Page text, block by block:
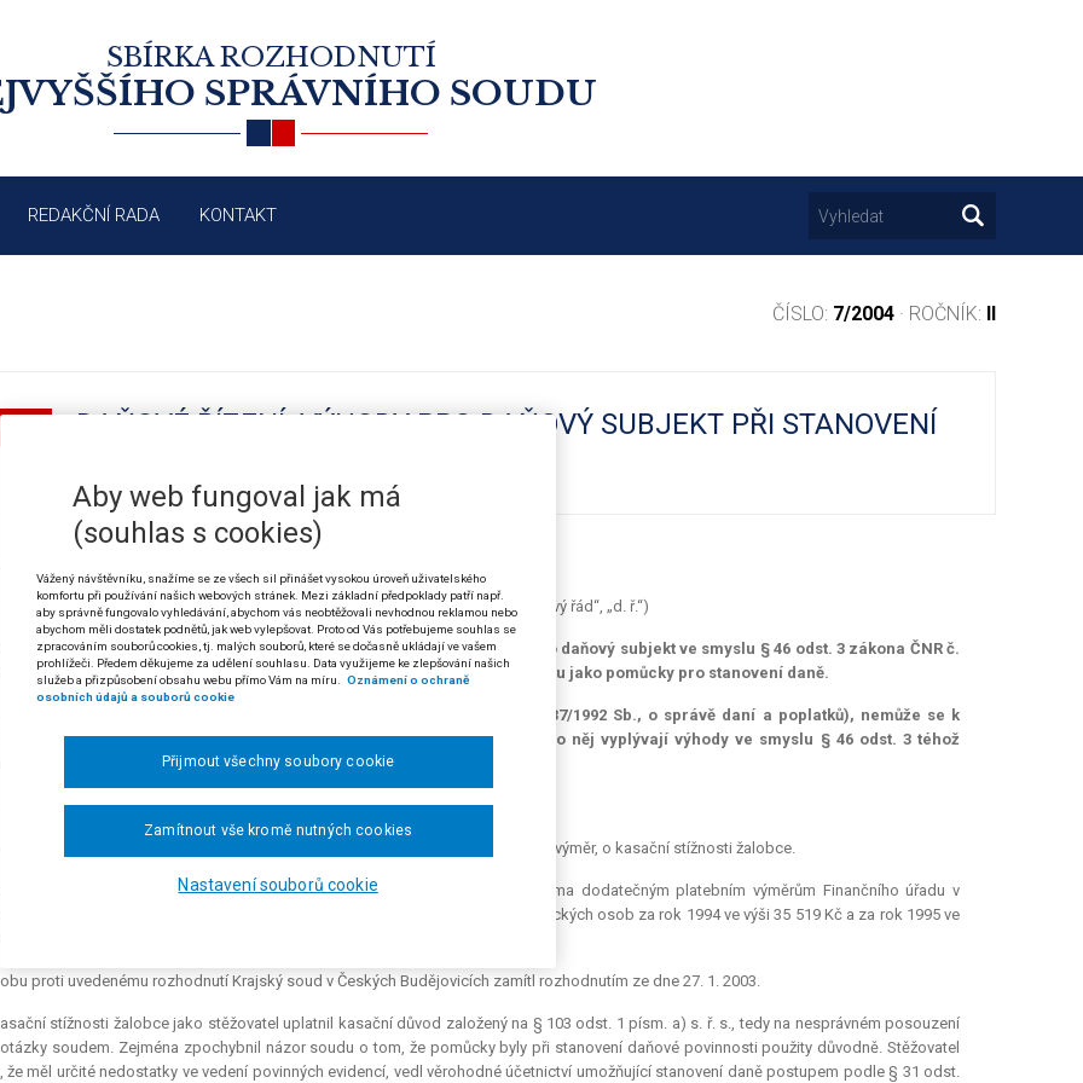
SBÍRKA ROZHODNUTÍ
SPRÁVNÍHO SOUDU
REDAKČNÍ RADA KONTAKT
ČÍSLO: 7/2004 · ROČNÍK:
DAŇOVÉ ŘÍZENÍ: VÝHODY PRO DAŇOVÝ SUBJEKT PŘI STANOVENÍ
3 zákona ČNR č. 337/1992 Sb., o správě daní a poplatků (v textu též „daňový řád“, „d. ř.“)
ke které je správce daně povinen přihlédnout jako k výhodě pro daňový subjekt ve smyslu § 46 odst. 3 zákona ČNR č.
Sb., o správě daní a poplatků, nemůže být výběr srovnatelného subjektu jako pomůcky pro stanovení daně.
li daň stanovena podle pomůcek (§ 31 odst. 5 a 6 zákona ČNR č. 337/1992 Sb., o správě daní a poplatků), nemůže se k
nákladům daňového subjektu přihlížet jako k okolnosti, z níž pro něj vyplývají výhody ve smyslu § 46 odst. 3 téhož
Nejvyššího správního soudu ze dne 28. 8. 2003, čj. 2 Afs 2/2003-69)
K. v Č. proti Finančnímu ředitelství České Budějovice o dodatečný platební výměr, o kasační stížnosti žalobce.
ze dne 9. 10. 2002 zamítl žalovaný žalobcovo odvolání proti dvěma dodatečným platebním výměrům Finančního úřadu v
Budějovicích ze dne 25. 8. 1999, jimiž byla žalobci vyměřena daň z příjmů fyzických osob za rok 1994 ve výši 35 519 Kč a za rok 1995 ve
552 Kč.
proti uvedenému rozhodnutí Krajský soud v Českých Budějovicích zamítl rozhodnutím ze dne 27. 1. 2003.
stížnosti žalobce jako stěžovatel uplatnil kasační důvod založený na § 103 odst. 1 písm. a) s. ř. s., tedy na nesprávném posouzení
soudem. Zejména zpochybnil názor soudu o tom, že pomůcky byly při stanovení daňové povinnosti použity důvodně. Stěžovatel
že měl určité nedostatky ve vedení povinných evidencí, vedl věrohodné účetnictví umožňující stanovení daně postupem podle § 31 odst.
Aby web fungoval jak má
(souhlas s cookies)
Vážený návštěvníku, snažíme se ze všech sil přinášet vysokou úroveň uživatelského
komfortu při používání našich webových stránek. Mezi základní předpoklady patří např.
aby správně fungovalo vyhledávání, abychom vás neobtěžovali nevhodnou reklamou nebo
abychom měli dostatek podnětů, jak web vylepšovat. Proto od Vás potřebujeme souhlas se
zpracováním souborů cookies, tj. malých souborů, které se dočasně ukládají ve vašem
prohlížeči. Předem děkujeme za udělení souhlasu. Data využijeme ke zlepšování našich
služeb a přizpůsobení obsahu webu přímo Vám na míru.
Oznámení o ochraně
osobních údajů a souborů cookie
Nastavení souborů cookie
Zamítnout vše kromě nutných cookies
Přijmout všechny soubory cookie